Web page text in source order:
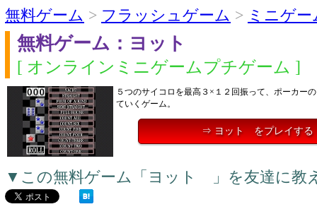
無料ゲーム > フラッシュゲーム > ミニゲー
無料ゲーム：ヨット
[ オンラインミニゲームプチゲーム ]
５つのサイコロを最高３×１２回振って、ポーカー
ていくゲーム。
⇒ ヨット をプレイする
▼この無料ゲーム「ヨット 」を友達に教